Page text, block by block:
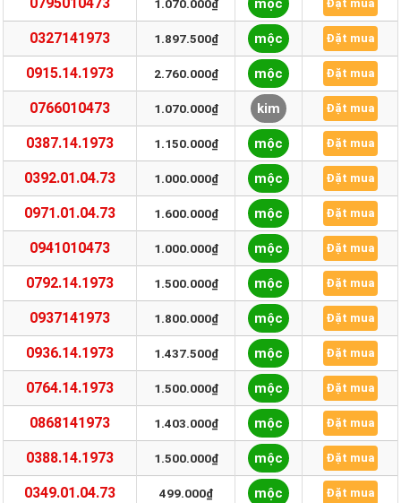
1.070.000₫ mộc Đặt mua
0327141973 1.897.500₫ mộc Đặt mua
0915.14.1973 2.760.000₫ mộc Đặt mua
0766010473 1.070.000₫ kim Đặt mua
0387.14.1973 1.150.000₫ mộc Đặt mua
0392.01.04.73 1.000.000₫ mộc Đặt mua
0971.01.04.73 1.600.000₫ mộc Đặt mua
0941010473 1.000.000₫ mộc Đặt mua
0792.14.1973 1.500.000₫ mộc Đặt mua
0937141973 1.800.000₫ mộc Đặt mua
0936.14.1973 1.437.500₫ mộc Đặt mua
0764.14.1973 1.500.000₫ mộc Đặt mua
0868141973 1.403.000₫ mộc Đặt mua
0388.14.1973 1.500.000₫ mộc Đặt mua
0349.01.04.73 499.000₫ mộc Đặt mua